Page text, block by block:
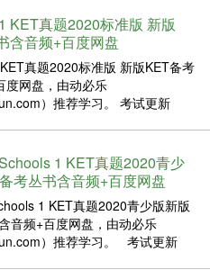
KET真题2020标准版 新版
含音频+百度网盘
真题2020标准版 新版KET备考
度网盘，由动必乐
）推荐学习。 考试更新
初中和B1初中已经过全...
1 KET真题2020青少
考丛书含音频+百度网盘
1 KET真题2020青少版新版
音频+百度网盘，由动必乐
）推荐学习。 考试更新